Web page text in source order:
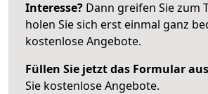
Interesse? Dann greifen Sie zum
holen Sie sich erst einmal ganz
kostenlose Angebote.
Füllen Sie jetzt das Formular aus
Sie kostenlose Angebote.